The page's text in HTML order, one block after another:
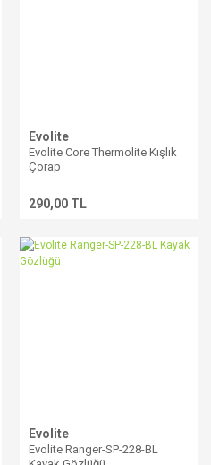
Evolite
Evolite Core Thermolite Kışlık
Çorap
290,00 TL
Evolite
Evolite Ranger-SP-228-BL